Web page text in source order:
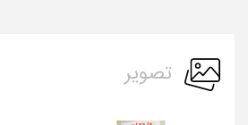
تصویر